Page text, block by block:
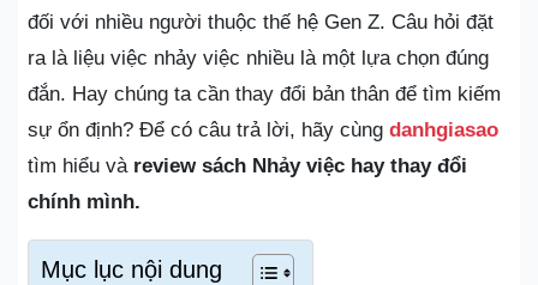
đối với nhiều người thuộc thế hệ Gen Z. Câu hỏi đặt
ra là liệu việc nhảy việc nhiều là một lựa chọn đúng
đắn. Hay chúng ta cần thay đổi bản thân để tìm kiếm
sự ổn định? Để có câu trả lời, hãy cùng danhgiasao
tìm hiểu và review sách Nhảy việc hay thay đổi
chính mình.
Mục lục nội dung